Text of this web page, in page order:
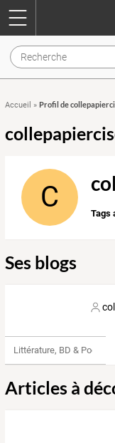
Accueil » Profil de
C Tags
Ses blogs
Littérature, BD & Poésie
Articles à